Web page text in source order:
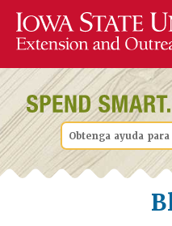
Obtenga ayuda